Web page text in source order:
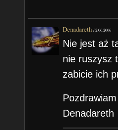
Denadareth /2.06.2006
Nie jest aż
nie ruszysz
zabicie ich
Pozdrawiam
Denadareth